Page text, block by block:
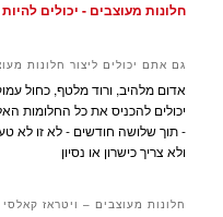
חלונות מעוצבים - יכולים
גם אתם יכולים ליצור חלונות
אדום מלהיב, ורוד מלטף, כחול
יכולים להכניס את כל החלומות
- תוך שלושה חודשים - לא זו לא
ולא צריך כישרון או נסיון
חלונות מעוצבים – ויטראז